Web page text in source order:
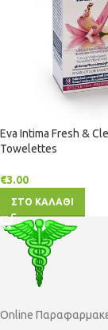
Eva Intima Fresh &
Towelettes
€3.00
ΣΤΟ ΚΑΛΑΘΙ
Online